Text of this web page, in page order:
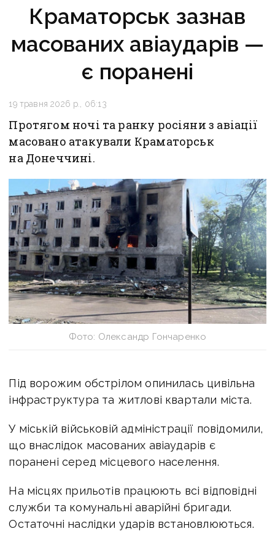
Краматорськ зазнав
масованих авіаударів —
є поранені
19 травня 2026 р., 06:13
Протягом ночі та ранку росіяни з авіації
масовано атакували Краматорськ
на Донеччині.
Фото: Олександр Гончаренко
Під ворожим обстрілом опинилась цивільна
інфраструктура та житлові квартали міста.
У міській військовій адміністрації повідомили,
що внаслідок масованих авіаударів є
поранені серед місцевого населення.
На місцях прильотів працюють всі відповідні
служби та комунальні аварійні бригади.
Остаточні наслідки ударів встановлюються.